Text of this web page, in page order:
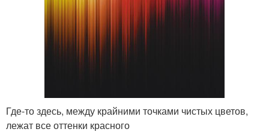
Где-то здесь, между крайними точками чистых цветов,
лежат все оттенки красного